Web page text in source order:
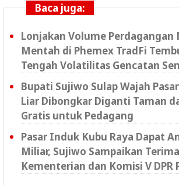
Baca juga:
Lonjakan Volume Perdagangan
Mentah di Phemex TradFi
Tengah Volatilitas Gencatan
Bupati Sujiwo Sulap Wajah
Liar Dibongkar Diganti Taman
Gratis untuk Pedagang
Pasar Induk Kubu Raya Dapat
Miliar, Sujiwo Sampaikan
Kementerian dan Komisi V DPR